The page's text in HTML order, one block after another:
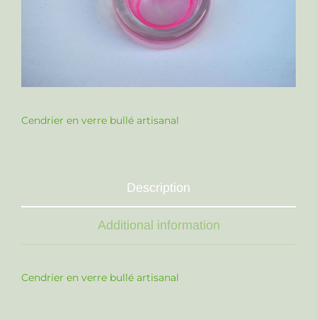
Cendrier en verre bullé artisanal
Description
Additional information
Cendrier en verre bullé artisanal